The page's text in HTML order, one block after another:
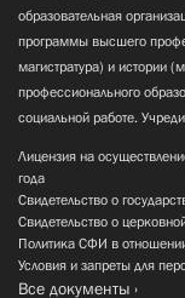
образовательная
программы высшего
магистратура) и истории
профессионального
социальной работе.
Лицензия на
года
Свидетельство о
Свидетельство о
Политика СФИ в
Условия и запреты для
Все документы